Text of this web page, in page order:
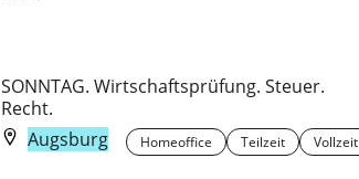
SONNTAG. Wirtschaftsprüfung. Steuer.
Recht.
Augsburg
Homeoffice Teilzeit Vollzeit